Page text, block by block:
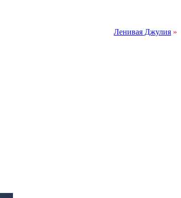
Ленивая Джулия »